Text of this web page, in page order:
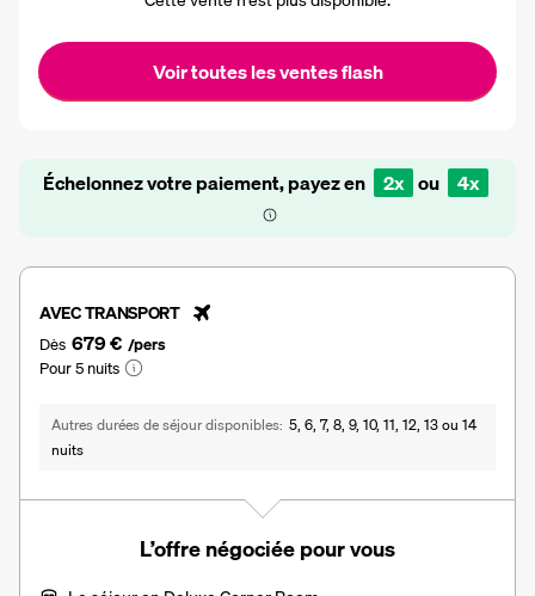
Voir toutes les ventes flash
Échelonnez votre paiement, payez en 2x ou 4x
AVEC TRANSPORT
Dès 679 € /pers
Pour 5 nuits
Autres durées de séjour disponibles 5, 6, 7, 8, 9, 10, 11, 12, 13 ou 14
nuits
L’offre négociée pour vous